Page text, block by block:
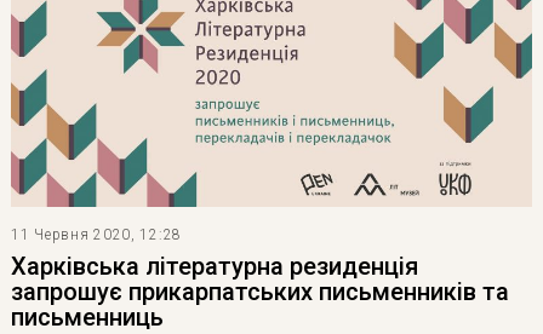
11 Червня 2020, 12:28
Харківська літературна резиденція
запрошує прикарпатських письменників та
письменниць